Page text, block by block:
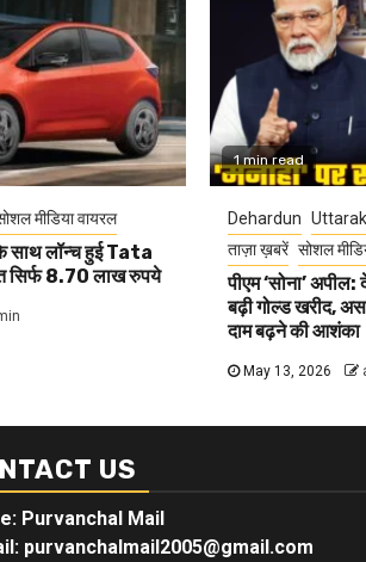
मीडिया वायरल
साथ लॉन्च हुई Tata
8.70 लाख रुपये
1 min read
Dehardun
ताज़ा ख़बरें सोशल
पीएम ‘सोना’
बढ़ी गोल्ड खरीद,
दाम बढ़ने की आशंका
May 13, 2026
US
Purvanchal Mail
purvanchalmail2005@gmail.com